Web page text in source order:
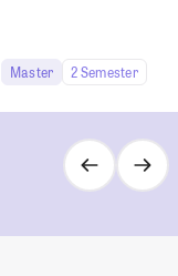
Master 2 Semester